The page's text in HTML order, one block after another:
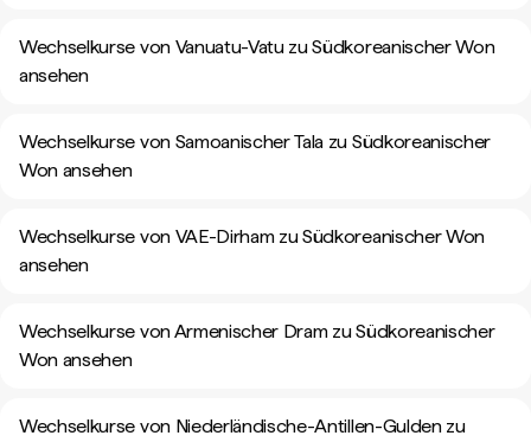
Wechselkurse von Vanuatu-Vatu zu Südkoreanischer Won
ansehen
Wechselkurse von Samoanischer Tala zu Südkoreanischer
Won ansehen
Wechselkurse von VAE-Dirham zu Südkoreanischer Won
ansehen
Wechselkurse von Armenischer Dram zu Südkoreanischer
Won ansehen
Wechselkurse von Niederländische-Antillen-Gulden zu